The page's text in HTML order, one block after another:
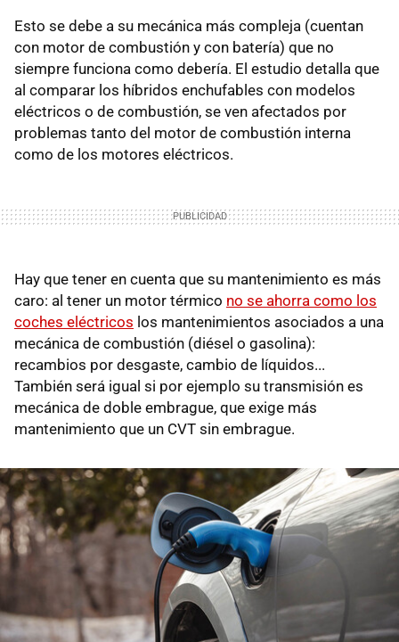
Esto se debe a su mecánica más compleja (cuentan
con motor de combustión y con batería) que no
siempre funciona como debería. El estudio detalla que
al comparar los híbridos enchufables con modelos
eléctricos o de combustión, se ven afectados por
problemas tanto del motor de combustión interna
como de los motores eléctricos.
Hay que tener en cuenta que su mantenimiento es más
caro: al tener un motor térmico no se ahorra como los
coches eléctricos los mantenimientos asociados a una
mecánica de combustión (diésel o gasolina):
recambios por desgaste, cambio de líquidos...
También será igual si por ejemplo su transmisión es
mecánica de doble embrague, que exige más
mantenimiento que un CVT sin embrague.